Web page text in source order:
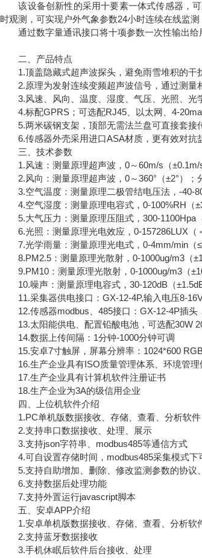
该设备创新性的采用十要素一体式传感器，可
时观测，可实现户外气象参数24小时连续在线监测
通过数字量通讯接口将十项参数一次性输出给
二、产品特点
1.顶盖隐藏式超声波探头，避免雨雪堆积的干
2.原理为发射连续变频超声波信号，通过测量
3.风速、风向、温度、湿度、气压、光照、光
4.标配GPRS；可选配RJ45、以太网、4-20ma
5.两米碳钢支架，顶部无需法兰盘可直接套接
6.传感器外壳采用进口ASA材质，更有效对抗
三、技术参数
1.风速：测量原理超声波，0～60m/s（±0.1m/
2.风向：测量原理超声波，0～360°（±2°）；
3.空气温度：测量原理二极管结电压法，-40-
4.空气湿度：测量原理电容式，0-100%RH（
5.大气压力：测量原理压阻式，300-1100Hpa（
6.光照：测量原理光电效应，0-157286LUX（
7.光学雨量：测量原理光电式，0-4mm/min（
8.PM2.5：测量原理光散射，0-1000ug/m3（
9.PM10：测量原理光散射，0-1000ug/m3（
10.噪声：测量原理电容式，30-120dB（±1.5dB
11.采集器供电接口：GX-12-4P,输入电压8-
12.传感器modbus、485接口：GX-12-4P插头
13.太阳能供电、配置铅酸电池，可选配30W
14.数据上传间隔：1分钟-1000分钟可调
15.安卓7寸触屏，屏幕分辨率：1024*600
16.生产企业具有ISO质量管理体系、环境管理
17.生产企业具有计算机软件注册证书
18.生产企业为3A的级信用企业
四、上位机软件介绍
1.PC单机版数据接收、存储、查看、分析软件
2.支持串口数据接收、处理、展示
3.支持json字符串、modbus485等通信方式
4.可自设置存储时间，modbus485采集模式下
5.支持自助增加、删除、修改监测参数的协议
6.支持数据后处理功能
7.支持外置运行javascript脚本
五、安卓APP介绍
1.安卓单机版数据接收、存储、查看、分析软
2.支持蓝牙数据接收
3.手机休眠后软件后台接收、处理